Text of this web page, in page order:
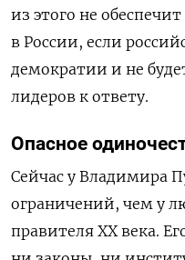
из этого не
в России, если
демократии и не
лидеров к ответу.
Опасное
Сейчас у Владимира
ограничений, чем у
правителя XX века.